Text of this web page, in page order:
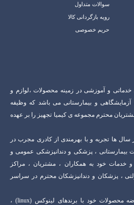
سوالات متداول
رویه بازگردانی کالا
حریم خصوصی
خدماتی و آموزشی در زمینه محصولات ،لوازم و
و بیمارستانی می باشد که وظیفه
محترم مجموعه ی کیمیا تجهیز را بر عهده
سال ها تجربه و با بهرمندی از کادری مجرب در
بیمارستانی ، پزشکی و دندانپزشکی عمومی و
خدمات خود به همکاران ، مشتریان ، مراکز
، پزشکان و دندانپزشکان محترم در سراسر
این مجموعه در حال تولید و عرضه محصولات خود با برندهای لینوکس (linux) ،